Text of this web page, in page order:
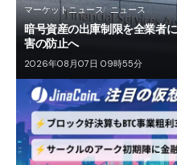
マーケットニュース ニュース
暗号資産の出庫制限を全業者
害の防止へ
2026年08月07日 09時55分